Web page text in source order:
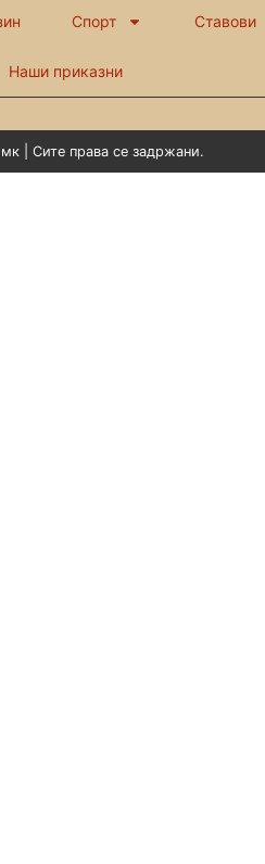
Спорт Ставови
Наши приказни
| Сите права се задржани.